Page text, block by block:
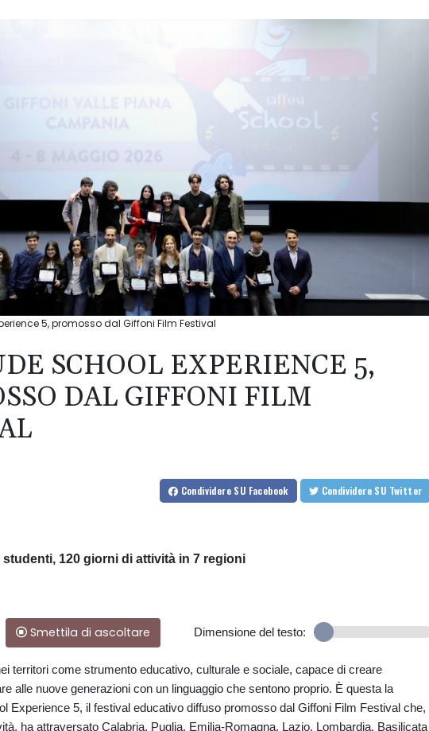
5, promosso dal Giffoni Film Festival
SCHOOL EXPERIENCE 5,
DAL GIFFONI FILM
Condividere SU Facebook Condividere SU Twitter
120 giorni di attività in 7 regioni
Smettila di ascoltare Dimensione del testo:
territori come strumento educativo, culturale e sociale, capace di creare
alle nuove generazioni con un linguaggio che sentono proprio. È questa la
Experience 5, il festival educativo diffuso promosso dal Giffoni Film Festival che,
ha attraversato Calabria, Puglia, Emilia-Romagna, Lazio, Lombardia, Basilicata